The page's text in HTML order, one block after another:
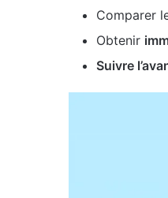
Comparer
Obtenir
Suivre